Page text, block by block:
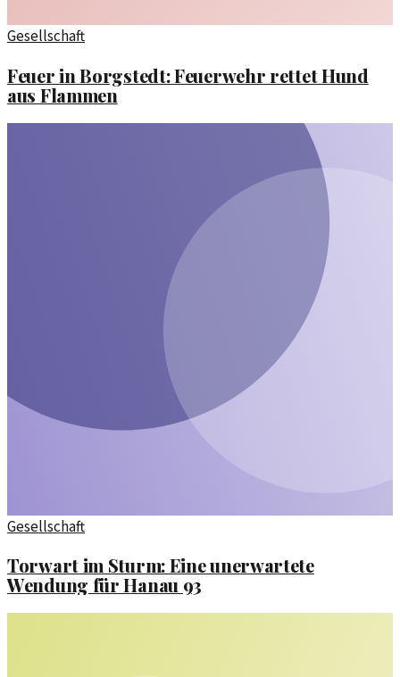
Gesellschaft
Feuer in Borgstedt: Feuerwehr rettet Hund
aus Flammen
Gesellschaft
Torwart im Sturm: Eine unerwartete
Wendung für Hanau 93